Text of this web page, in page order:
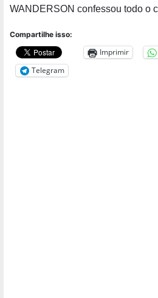
WANDERSON confessou todo o
Compartilhe isso:
Imprimir
Telegram